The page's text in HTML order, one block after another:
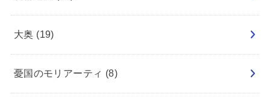
大奥 (19)
憂国のモリアーティ (8)